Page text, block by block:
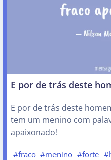
E por de trás deste
E por de trás deste
tem um menino com
apaixonado!
#fraco #menino #forte